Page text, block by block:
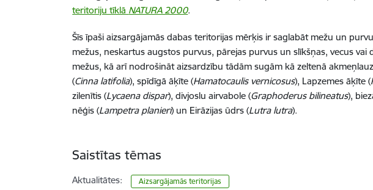
teritoriju tīklā NATURA 2000.
Šīs īpaši aizsargājamās dabas teritorijas mērķis ir saglabāt mežu un
mežus, neskartus augstos purvus, pārejas purvus un slīkšņas, vecus vai
mežus, kā arī nodrošināt aizsardzību tādām sugām kā zeltenā
(Cinna latifolia), spīdīgā āķīte (Hamatocaulis vernicosus), Lapzemes āķīte (
zilenītis (Lycaena dispar), divjoslu airvabole (Graphoderus bilineatus),
nēģis (Lampetra planieri) un Eirāzijas ūdrs (Lutra lutra).
Saistītas tēmas
Aktualitātes: Aizsargājamās teritorijas